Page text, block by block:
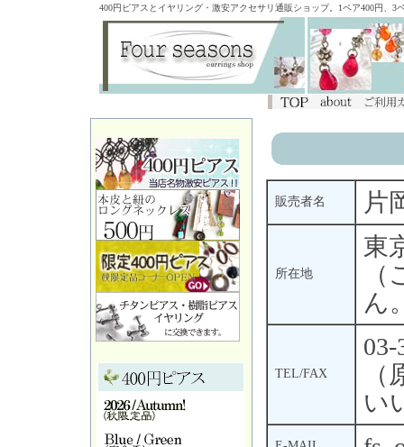
400円ピアスとイヤリング・激安アクセサリ通販ショップ。1ペア400円、
販売者名 片
所在地
東
ん
TEL/FAX
03-
い